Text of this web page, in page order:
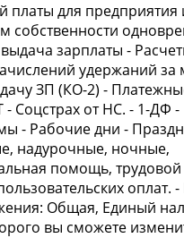
платы для предприятия
собственности
зарплаты -
удержаний за
ЗП (КО-2) -
Соцстрах от НС. - 1-ДФ -
- Рабочие дни -
надурочные, ночные,
помощь, трудовой
оплат.
Общая, Единый
вы сможете